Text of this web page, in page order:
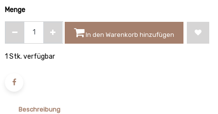
Menge
In den Warenkorb hinzufügen
1 Stk. verfügbar
Beschreibung